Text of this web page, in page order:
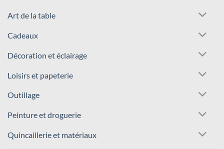
Art de la table
Cadeaux
Décoration et éclairage
Loisirs et papeterie
Outillage
Peinture et droguerie
Quincaillerie et matériaux